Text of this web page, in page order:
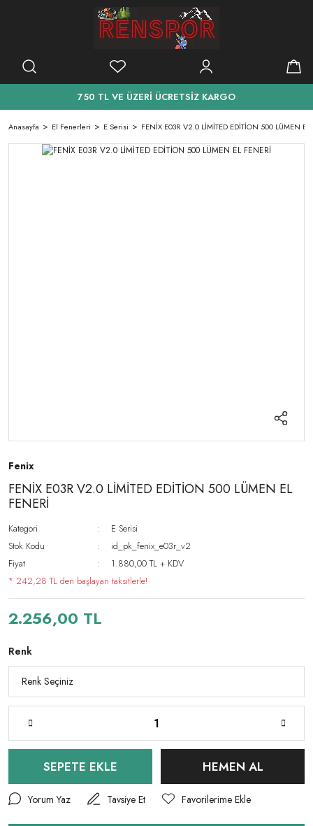
750 TL VE ÜZERİ ÜCRETSİZ KARGO
Anasayfa El Fenerleri E Serisi FENİX E03R V2.0 LİMİTED EDİTİON 500 LÜMEN EL
Fenix
FENİX E03R V2.0 LİMİTED EDİTİON 500 LÜMEN EL
FENERİ
Kategori
E Serisi
Stok Kodu
id_pk_fenix_e03r_v2
Fiyat
1.880,00 TL + KDV
* 242,28 TL den başlayan taksitlerle!
2.256,00 TL
Renk
SEPETE EKLE HEMEN AL
Yorum Yaz Tavsiye Et